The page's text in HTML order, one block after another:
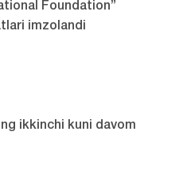
Foundation”
imzolandi
ikkinchi kuni davom